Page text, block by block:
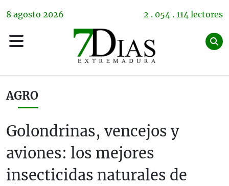
8 agosto 2026 2 . 054 . 114 lectores
AGRO
Golondrinas, vencejos y
aviones: los mejores
insecticidas naturales de